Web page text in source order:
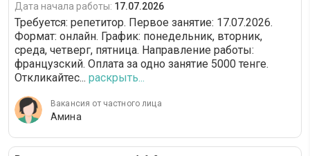
Дата начала работы: 17.07.2026
Требуется: репетитор. Первое занятие: 17.07.2026.
Формат: онлайн. График: понедельник, вторник,
среда, четверг, пятница. Направление работы:
французский. Оплата за одно занятие 5000 тенге.
Откликайтес... раскрыть...
Вакансия от частного лица
Амина